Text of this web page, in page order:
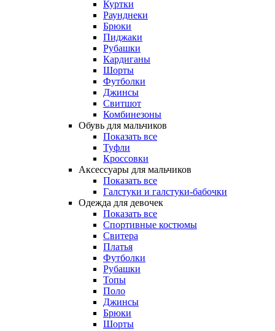
Куртки
Раунднеки
Брюки
Пиджаки
Рубашки
Кардиганы
Шорты
Футболки
Джинсы
Свитшот
Комбинезоны
Обувь для мальчиков
Показать все
Туфли
Кроссовки
Аксессуары для мальчиков
Показать все
Галстуки и галстуки-бабочки
Одежда для девочек
Показать все
Спортивные костюмы
Свитера
Платья
Футболки
Рубашки
Топы
Поло
Джинсы
Брюки
Шорты